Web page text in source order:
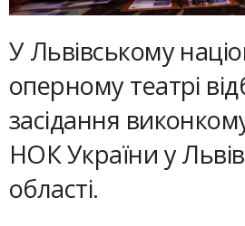
У Львівському
оперному театрі
засідання
НОК України у
області.